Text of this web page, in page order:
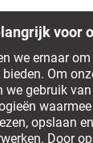
staat
Veelgestelde
Service Chat
0800 380